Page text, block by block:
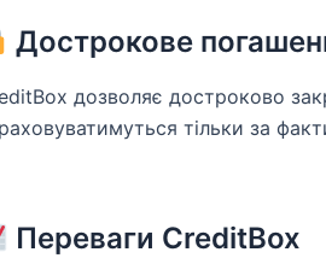
Дострокове
дозволяє достроково
тільки за
Переваги CreditBox